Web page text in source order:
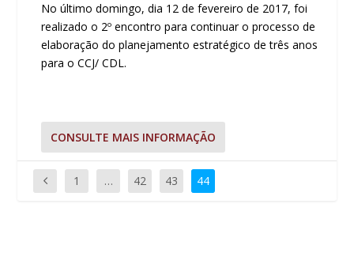
No último domingo, dia 12 de fevereiro de 2017, foi
realizado o 2º encontro para continuar o processo de
elaboração do planejamento estratégico de três anos
para o CCJ/ CDL.
CONSULTE MAIS INFORMAÇÃO
1 … 42 43 44